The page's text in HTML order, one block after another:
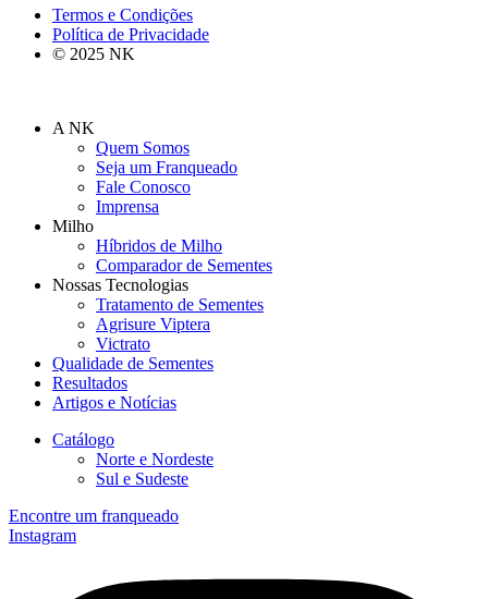
Termos e Condições
Política de Privacidade
© 2025 NK
A NK
Quem Somos
Seja um Franqueado
Fale Conosco
Imprensa
Milho
Híbridos de Milho
Comparador de Sementes
Nossas Tecnologias
Tratamento de Sementes
Agrisure Viptera
Victrato
Qualidade de Sementes
Resultados
Artigos e Notícias
Catálogo
Norte e Nordeste
Sul e Sudeste
Encontre um franqueado
Instagram